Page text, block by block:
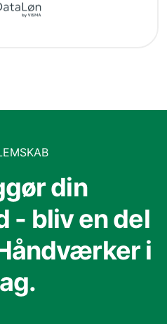
din
- bliv en del
i